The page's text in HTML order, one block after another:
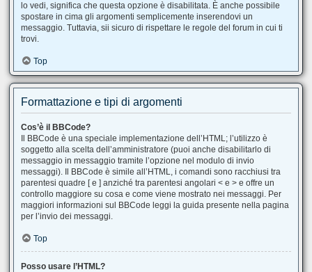
lo vedi, significa che questa opzione è disabilitata. È anche possibile
spostare in cima gli argomenti semplicemente inserendovi un
messaggio. Tuttavia, sii sicuro di rispettare le regole del forum in cui ti
trovi.
Top
Formattazione e tipi di argomenti
Cos’è il BBCode?
Il BBCode è una speciale implementazione dell’HTML; l’utilizzo è
soggetto alla scelta dell’amministratore (puoi anche disabilitarlo di
messaggio in messaggio tramite l’opzione nel modulo di invio
messaggi). Il BBCode è simile all’HTML, i comandi sono racchiusi tra
parentesi quadre [ e ] anziché tra parentesi angolari < e > e offre un
controllo maggiore su cosa e come viene mostrato nei messaggi. Per
maggiori informazioni sul BBCode leggi la guida presente nella pagina
per l’invio dei messaggi.
Top
Posso usare l’HTML?